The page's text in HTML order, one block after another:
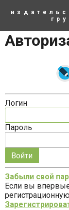
основному
Логин
Пароль
Запомнить
меня
на
этом
компьютере
Забыли свой
Если вы впервые